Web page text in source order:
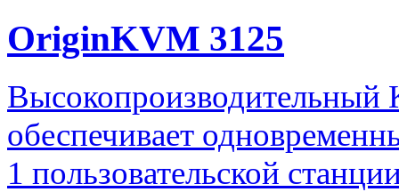
OriginKVM 3125
Высокопроизводительный
обеспечивает
1 пользовательской